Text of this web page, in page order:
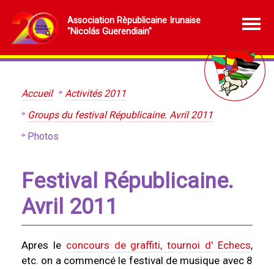
Association Rèpublicaine Irunaise
"Nicolás Guerendiain"
Accueil
Activités 2011
Groups du festival Républicaine. Avril 2011
Photos
Festival Républicaine.
Avril 2011
Apres le concours de graffiti, tournoi d' Echecs,
etc. on a commencé le festival de musique avec 8